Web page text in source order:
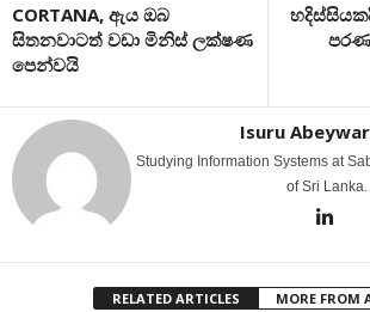
CORTANA, ඇය ඔබ
සිතනවාටත් වඩා මිනිස් ලක්ෂණ
පෙන්වයි
Isuru
Studying Information Systems at
of Sri Lanka.
RELATED ARTICLES MORE FROM